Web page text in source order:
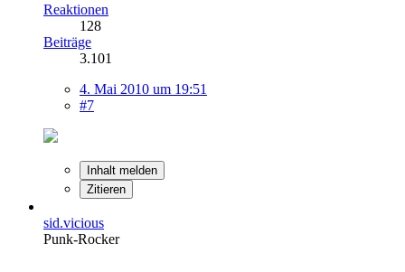
Reaktionen
128
Beiträge
3.101
4. Mai 2010 um 19:51
#7
Inhalt melden
Zitieren
sid.vicious
Punk-Rocker